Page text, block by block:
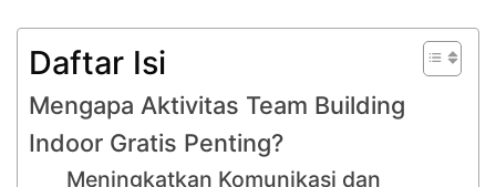
Daftar Isi
Mengapa Aktivitas Team Building
Indoor Gratis Penting?
Meningkatkan Komunikasi dan